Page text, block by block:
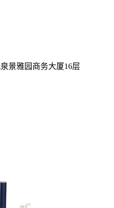
景雅园商务大厦16层